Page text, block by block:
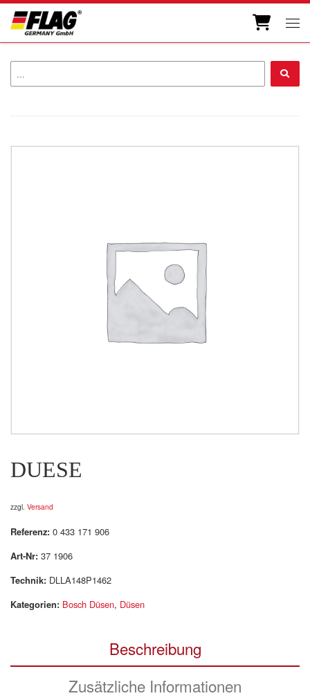
Zum Inhalt springen
DUESE
zzgl. Versand
Referenz: 0 433 171 906
Art-Nr: 37 1906
Technik: DLLA148P1462
Kategorien: Bosch Düsen, Düsen
Beschreibung
Zusätzliche Informationen